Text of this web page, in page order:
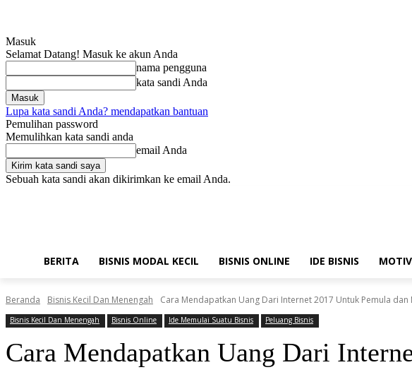
Masuk
Selamat Datang! Masuk ke akun Anda
nama pengguna
kata sandi Anda
Lupa kata sandi Anda? mendapatkan bantuan
Pemulihan password
Memulihkan kata sandi anda
email Anda
Sebuah kata sandi akan dikirimkan ke email Anda.
BERITA BISNIS MODAL KECIL BISNIS ONLINE IDE BISNIS
Beranda Bisnis Kecil Dan Menengah Cara Mendapatkan Uang Dari Internet 2017 Untuk Pemula dan
Bisnis Kecil Dan Menengah Bisnis Online Ide Memulai Suatu Bisnis Peluang Bisnis
Cara Mendapatkan Uang Dari